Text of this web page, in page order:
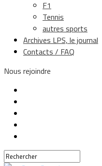
F1
Tennis
autres sports
Archives LPS, le journal
Contacts / FAQ
Nous rejoindre